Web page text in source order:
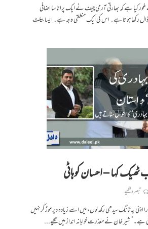
کیا ہے کہ بھارتی آرمی چیف نے ایک پرانا سا اضافی
رکھا ہوتا ہے۔ اس کی ایک منطقی وجہ ہے۔ ایسا بیلٹ
کہا – احسان کوہاٹی
تبصرہ لکھیے
اپنی یہ ٹانگ سیدھی رکھ لوں، میں اسے زیادہ دیر موڑ کر نہیں
ہے۔‘‘ شیر خان نے معذرت خواہانہ انداز میں تکیے...